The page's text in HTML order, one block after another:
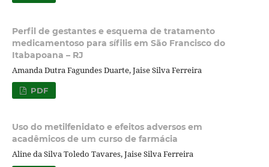
Perfil de gestantes e esquema de tratamento
medicamentoso para sífilis em São Francisco do
Itabapoana – RJ
Amanda Dutra Fagundes Duarte, Jaise Silva Ferreira
PDF
Uso do metilfenidato e efeitos adversos em
acadêmicos de um curso de farmácia
Aline da Silva Toledo Tavares, Jaise Silva Ferreira